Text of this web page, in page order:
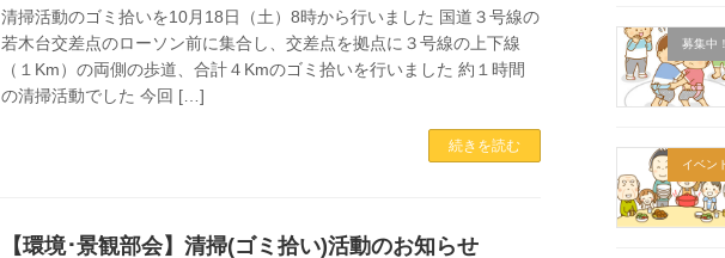
清掃活動のゴミ拾いを10月18日（土）8時から行いました 国道３号線の
若木台交差点のローソン前に集合し、交差点を拠点に３号線の上下線
（１Km）の両側の歩道、合計４Kmのゴミ拾いを行いました 約１時間
の清掃活動でした 今回 […]
続きを読む
【環境･景観部会】清掃(ゴミ拾い)活動のお知らせ
募集中！
イベン